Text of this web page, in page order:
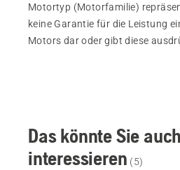
Motortyp (Motorfamilie)
keine Garantie für die Leistung
Motors dar oder gibt diese
Das könnte Sie auch
interessieren (5)